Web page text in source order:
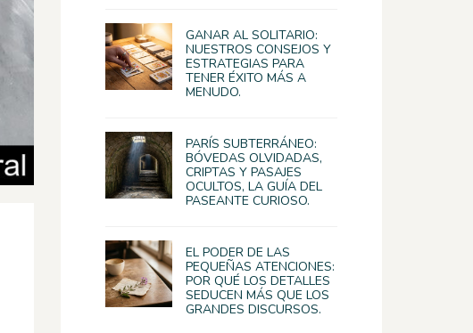
GANAR AL SOLITARIO:
NUESTROS CONSEJOS Y
ESTRATEGIAS PARA
TENER ÉXITO MÁS A
MENUDO.
PARÍS SUBTERRÁNEO:
BÓVEDAS OLVIDADAS,
CRIPTAS Y PASAJES
OCULTOS, LA GUÍA DEL
PASEANTE CURIOSO.
EL PODER DE LAS
PEQUEÑAS ATENCIONES:
POR QUÉ LOS DETALLES
SEDUCEN MÁS QUE LOS
GRANDES DISCURSOS.